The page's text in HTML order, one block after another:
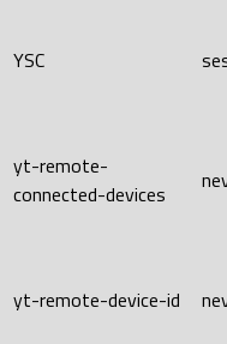
YSC
yt-remote-
connected-devices
yt-remote-device-id